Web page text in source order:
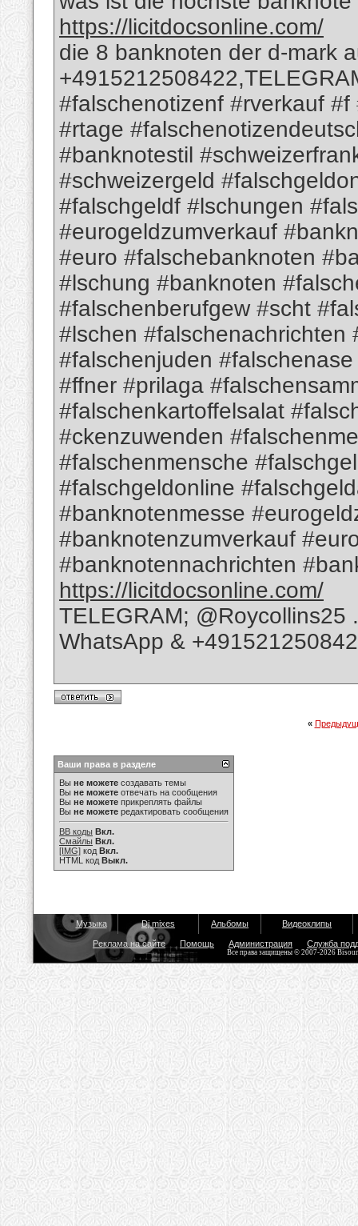
https://licitdocsonline.com/
die 8 banknoten der d-mark
#falschenotizenf #rverkauf
#rtage
#banknotestil
#schweizergeld
#falschgeldf #lschungen
#eurogeldzumverkauf
#euro #falschebanknoten
#lschung #banknoten
#falschenberufgew #scht
#lschen #falschenachrichten
#falschenjuden
#ffner #prilaga
#falschenkartoffelsalat
#ckenzuwenden
#falschenmensche
#falschgeldonline
#banknotenmesse
#banknotenzumverkauf
#banknotennachrichten
https://licitdocsonline.com/
TELEGRAM; @Roycollins25 .
WhatsApp &
«
Ваши права в разделе
Вы не можете создавать темы
Вы не можете отвечать на сообщения
Вы не можете прикреплять файлы
Вы не можете редактировать сообщения
BB коды Вкл.
Смайлы Вкл.
[IMG] код Вкл.
HTML код Выкл.
Музыка Dj mixes Альбомы Видеоклипы
Реклама на сайте Помощь Администрация Служба
Все права защищены © 2007-2026